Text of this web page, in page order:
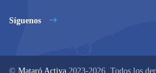
Síguenos
© Mataró Activa 2023-2026. Todos los